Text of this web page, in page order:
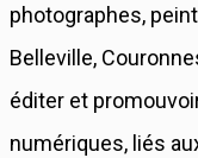
photographes,
Belleville,
éditer et
numériques, liés